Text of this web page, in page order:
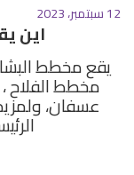
12 سبتمبر، 2023
اين
يقع مخطط
مخطط
عسفان،